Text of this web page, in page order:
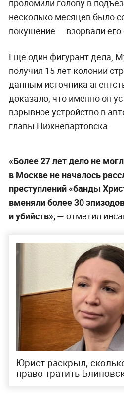
проломили голову в
несколько месяцев было
покушение — взорвали
Ещё один фигурант дела,
получил 15 лет колонии
данным источника
доказало, что именно он
взрывное устройство в
главы Нижневартовска.
«Более 27 лет дело не
в Москве не началось
преступлений «банды
вменяли более 30
и убийств», — отметил
Юрист раскрыл,
право тратить